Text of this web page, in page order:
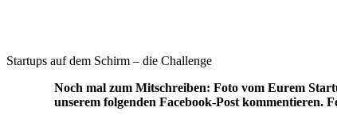
Startups auf dem Schirm – die Challenge
Noch mal zum Mitschreiben: Foto vom Eurem
unserem folgenden Facebook-Post kommentieren.